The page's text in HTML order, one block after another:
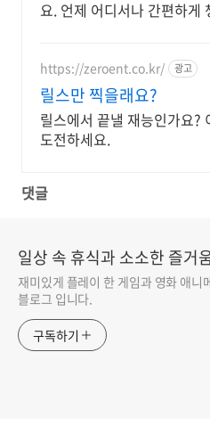
요. 언제 어디서나 간편하게
https://zeroent.co.kr/ 광고
릴스만 찍을래요?
릴스에서 끝낼 재능인가요?
도전하세요.
댓글
일상 속 휴식과 소소한 즐거
재미있게 플레이 한 게임과 영화 애니
블로그 입니다.
구독하기